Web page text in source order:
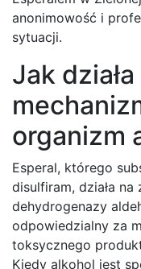
anonimowość i
sytuacji.
Jak
organizm
Esperal, którego
disulfiram, działa
dehydrogenazy
odpowiedzialny za
toksycznego
Kiedy alkohol jest